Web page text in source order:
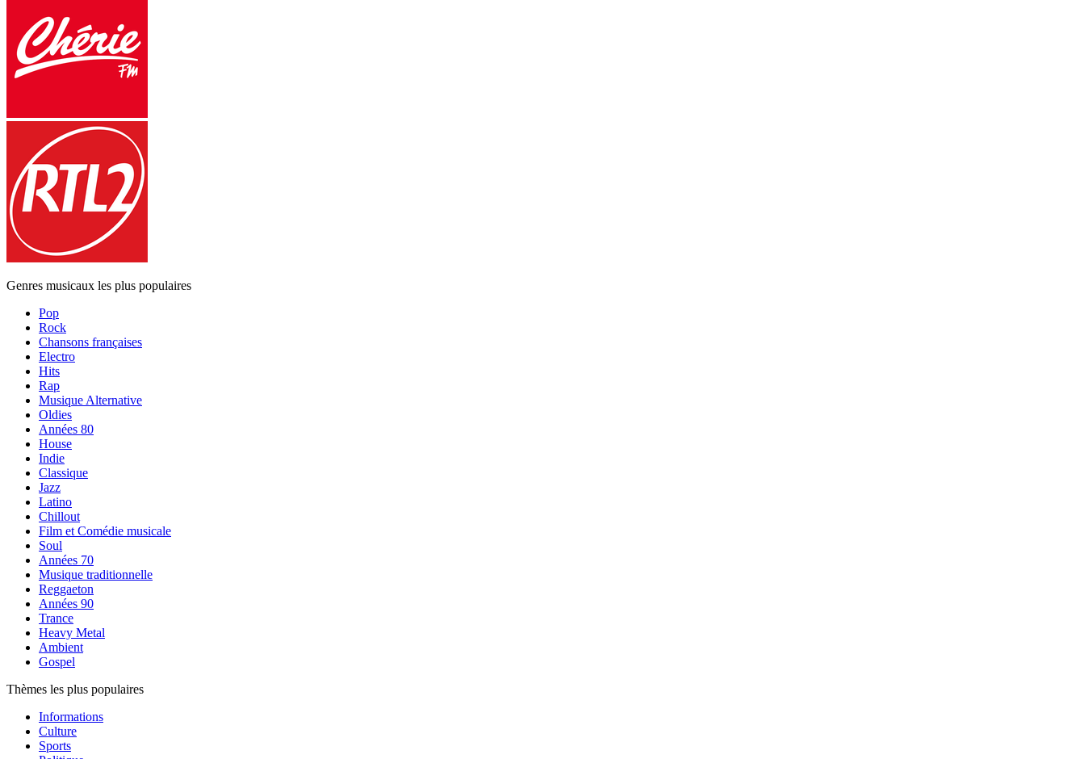
Genres musicaux les plus populaires
Pop
Rock
Chansons françaises
Electro
Hits
Rap
Musique Alternative
Oldies
Années 80
House
Indie
Classique
Jazz
Latino
Chillout
Film et Comédie musicale
Soul
Années 70
Musique traditionnelle
Reggaeton
Années 90
Trance
Heavy Metal
Ambient
Gospel
Thèmes les plus populaires
Informations
Culture
Sports